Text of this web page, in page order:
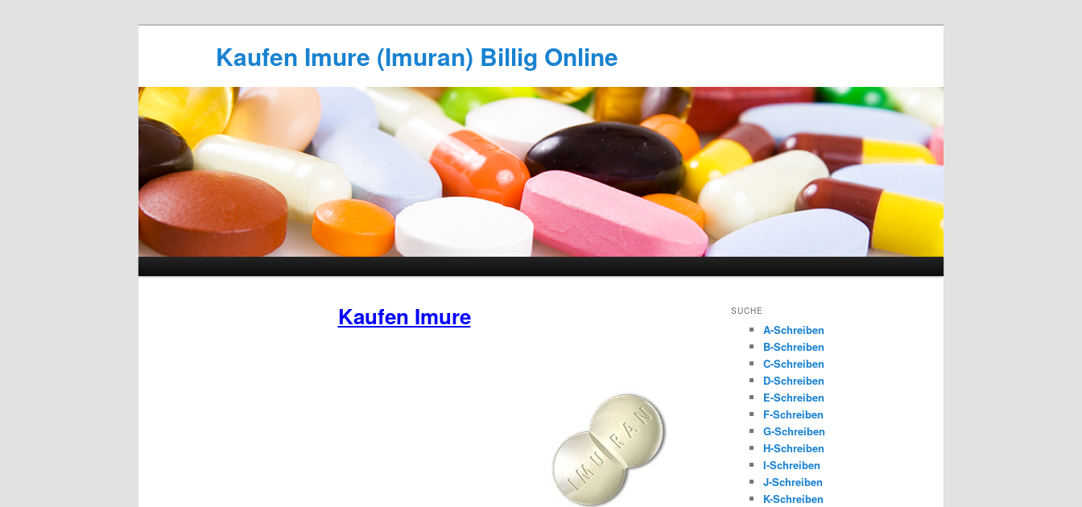
Kaufen Imure (Imuran) Billig Online
Kaufen Imure SUCHE
A-Schreiben
B-Schreiben
C-Schreiben
D-Schreiben
E-Schreiben
F-Schreiben
G-Schreiben
H-Schreiben
I-Schreiben
J-Schreiben
K-Schreiben